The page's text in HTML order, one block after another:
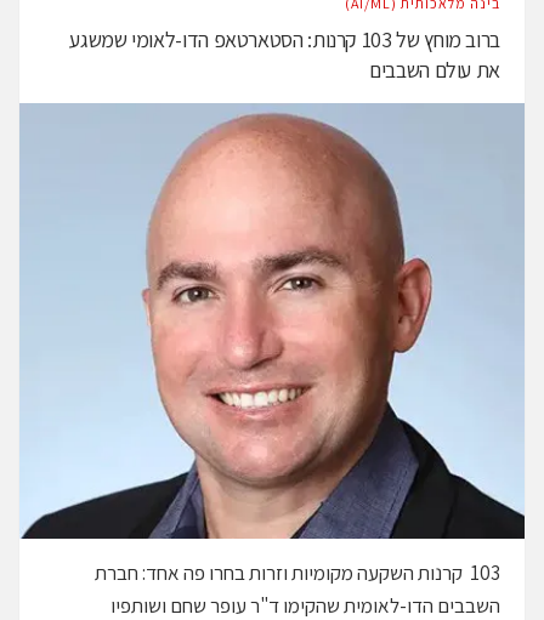
ברוב מוחץ של 103 קרנות: הסטארטאפ הדו-לאומי שמשגע
את עולם השבבים
103 קרנות השקעה מקומיות וזרות בחרו פה אחד: חברת
השבבים הדו-לאומית שהקימו ד"ר עופר שחם ושותפיו